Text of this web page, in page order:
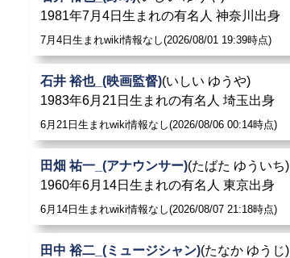
1981年7月4日生まれの有名人 神奈川出身
7月4日生まれwiki情報なし(2026/08/01 19:39時点)
石井 裕也_(映画監督)(いしい ゆうや)
1983年6月21日生まれの有名人 埼玉出身
6月21日生まれwiki情報なし(2026/08/06 00:14時点)
田畑 祐一_(アナウンサー)(たばた ゆういち)
1960年6月14日生まれの有名人 東京出身
6月14日生まれwiki情報なし(2026/08/07 21:18時点)
田中 裕二_(ミュージシャン)(たなか ゆうじ)